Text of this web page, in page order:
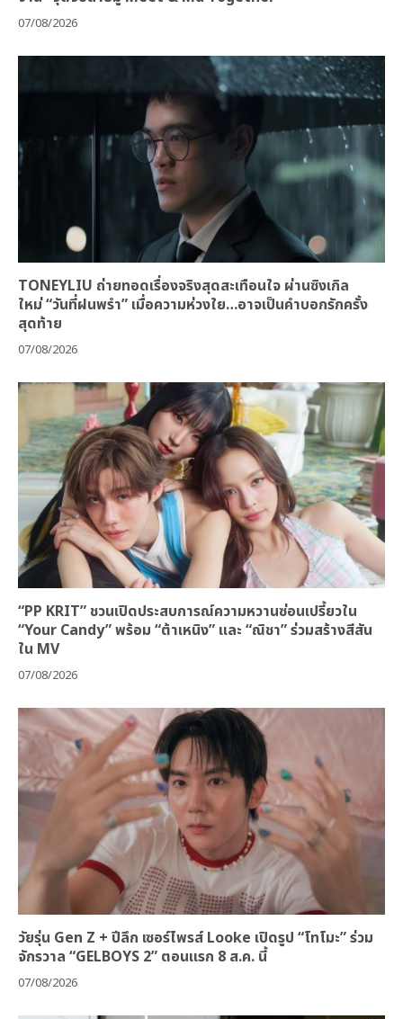
07/08/2026
TONEYLIU ถ่ายทอดเรื่องจริงสุดสะเทือนใจ ผ่านซิงเกิล
ใหม่ “วันที่ฝนพรำ” เมื่อความห่วงใย…อาจเป็นคำบอกรักครั้ง
สุดท้าย
07/08/2026
“PP KRIT” ชวนเปิดประสบการณ์ความหวานซ่อนเปรี้ยวใน
“Your Candy” พร้อม “ต้าเหนิง” และ “ณิชา” ร่วมสร้างสีสัน
ใน MV
07/08/2026
วัยรุ่น Gen Z + ปีลึก เซอร์ไพรส์ Looke เปิดรูป “โทโมะ” ร่วม
จักรวาล “GELBOYS 2” ตอนแรก 8 ส.ค. นี้
07/08/2026